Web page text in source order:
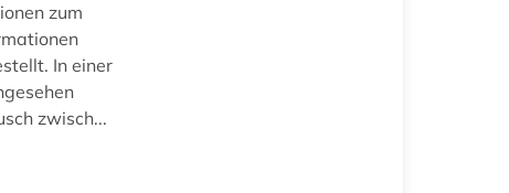
zum
In einer
zwisch...